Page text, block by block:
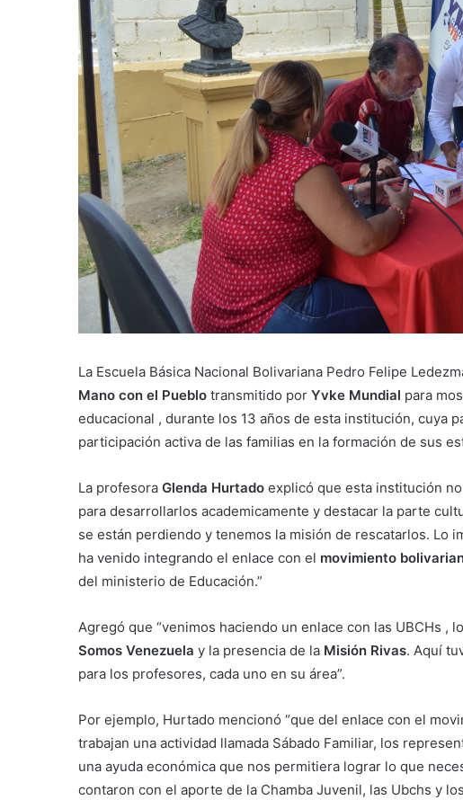
La Escuela Básica Nacional Bolivariana Pedro Felipe
Mano con el Pueblo transmitido por Yvke Mundial para
educacional , durante los 13 años de esta institución, cuya
participación activa de las familias en la formación de sus
La profesora Glenda Hurtado explicó que esta institución
para desarrollarlos academicamente y destacar la parte
se están perdiendo y tenemos la misión de rescatarlos. Lo
ha venido integrando el enlace con el movimiento
del ministerio de Educación.”
Agregó que “venimos haciendo un enlace con las UBCHs ,
Somos Venezuela y la presencia de la Misión Rivas. Aquí
para los profesores, cada uno en su área”.
Por ejemplo, Hurtado mencionó “que del enlace con el
trabajan una actividad llamada Sábado Familiar, los
una ayuda económica que nos permitiera lograr lo que
contaron con el aporte de la Chamba Juvenil, las Ubchs y